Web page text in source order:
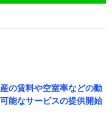
の賃料や空室率などの動
能なサービスの提供開始